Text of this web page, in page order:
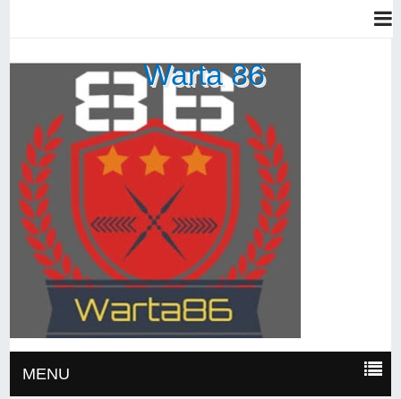
Warta 86
MENU